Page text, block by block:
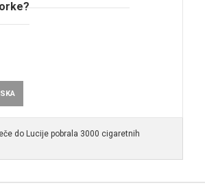
do Lucije pobrala 3000 cigaretnih